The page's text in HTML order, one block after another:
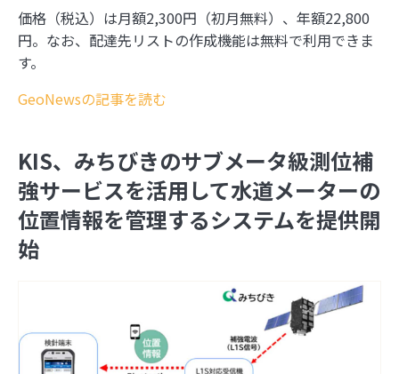
価格（税込）は月額2,300円（初月無料）、年額22,800
円。なお、配達先リストの作成機能は無料で利用できま
す。
GeoNewsの記事を読む
KIS、みちびきのサブメータ級測位補
強サービスを活用して水道メーターの
位置情報を管理するシステムを提供開
始